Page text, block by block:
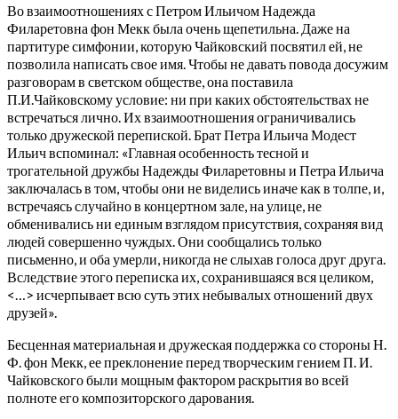
Во взаимоотношениях с Петром Ильичом Надежда
Филаретовна фон Мекк была очень щепетильна. Даже на
партитуре симфонии, которую Чайковский посвятил ей, не
позволила написать свое имя. Чтобы не давать повода досужим
разговорам в светском обществе, она поставила
П.И.Чайковскому условие: ни при каких обстоятельствах не
встречаться лично. Их взаимоотношения ограничивались
только дружеской перепиской. Брат Петра Ильича Модест
Ильич вспоминал: «Главная особенность тесной и
трогательной дружбы Надежды Филаретовны и Петра Ильича
заключалась в том, чтобы они не виделись иначе как в толпе, и,
встречаясь случайно в концертном зале, на улице, не
обменивались ни единым взглядом присутствия, сохраняя вид
людей совершенно чуждых. Они сообщались только
письменно, и оба умерли, никогда не слыхав голоса друг друга.
Вследствие этого переписка их, сохранившаяся вся целиком,
<…> исчерпывает всю суть этих небывалых отношений двух
друзей».
Бесценная материальная и дружеская поддержка со стороны Н.
Ф. фон Мекк, ее преклонение перед творческим гением П. И.
Чайковского были мощным фактором раскрытия во всей
полноте его композиторского дарования.